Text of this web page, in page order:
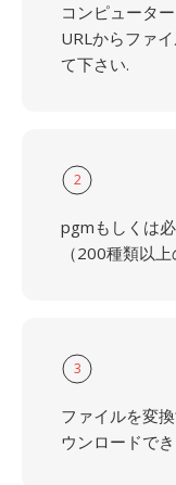
コンピュータ
URLからファ
て下さい.
2
pgmもしくは
（200種類以
3
ファイルを変
ウンロードで